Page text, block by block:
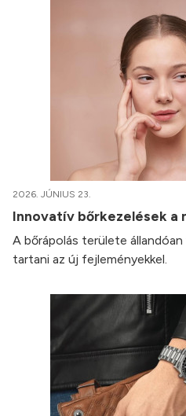
2026. JÚNIUS 23.
Innovatív bőrkezelések a
A bőrápolás területe
tartani az új fejleményekkel.